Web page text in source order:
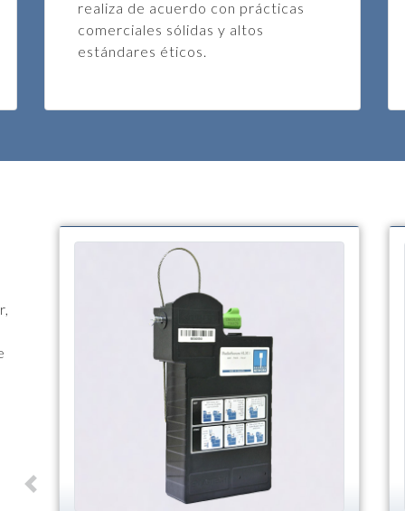
realiza de acuerdo con prácticas
comerciales sólidas y altos
estándares éticos.
Previous